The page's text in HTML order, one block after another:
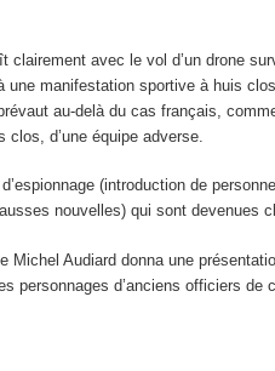
avec le vol d’un drone
une manifestation sportive à huis
au-delà du cas français,
d’une équipe adverse.
(introduction de
nouvelles) qui sont devenues
Michel Audiard donna une
personnages d’anciens officiers de